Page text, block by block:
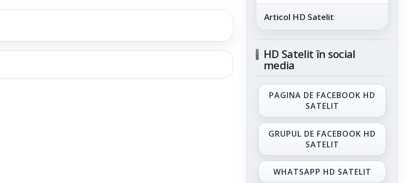
Articol HD Satelit
HD Satelit în social
media
PAGINA DE FACEBOOK HD
SATELIT
GRUPUL DE FACEBOOK HD
SATELIT
WHATSAPP HD SATELIT